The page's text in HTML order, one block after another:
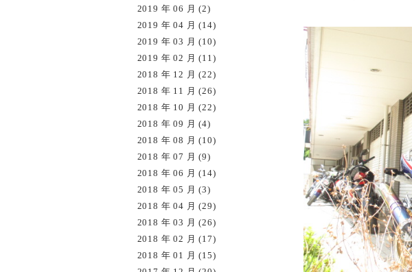
2019 年 06 月 (2)
2019 年 04 月 (14)
2019 年 03 月 (10)
2019 年 02 月 (11)
2018 年 12 月 (22)
2018 年 11 月 (26)
2018 年 10 月 (22)
2018 年 09 月 (4)
2018 年 08 月 (10)
2018 年 07 月 (9)
2018 年 06 月 (14)
2018 年 05 月 (3)
2018 年 04 月 (29)
2018 年 03 月 (26)
2018 年 02 月 (17)
2018 年 01 月 (15)